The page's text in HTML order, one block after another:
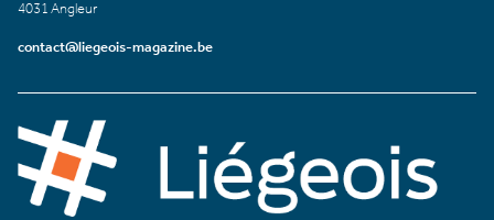
4031 Angleur
contact@liegeois-magazine.be